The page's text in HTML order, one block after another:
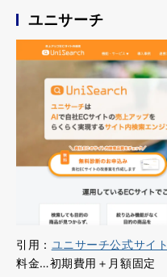
ユニサーチ
引用： ユニサーチ公式サイト
料金…初期費用＋月額固定